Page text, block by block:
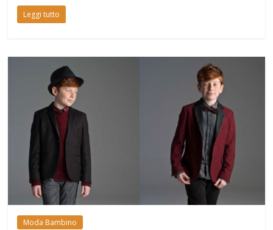
Leggi tutto
Moda Bambino